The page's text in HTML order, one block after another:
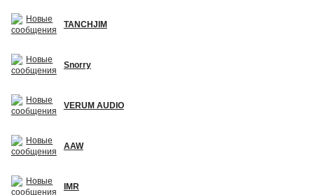
TANCHJIM
Snorry
VERUM AUDIO
AAW
IMR